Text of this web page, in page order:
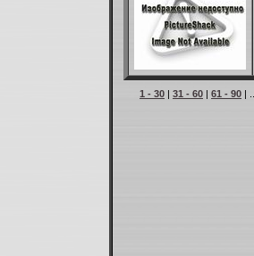
1 - 30 | 31 - 60 | 61 - 90 |